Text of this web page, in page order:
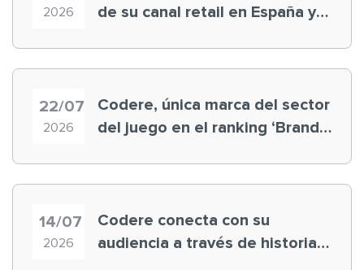
2026
de su canal retail en España y
22/07
2026
Codere, única marca del sector
del juego en el ranking ‘Brand
14/07
2026
Codere conecta con su
audiencia a través de historias